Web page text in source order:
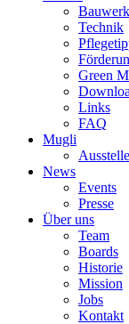
Technik
Green
Links
FAQ
Mugli
News
Events
Presse
Über uns
Team
Boards
Historie
Mission
Jobs
Kontakt